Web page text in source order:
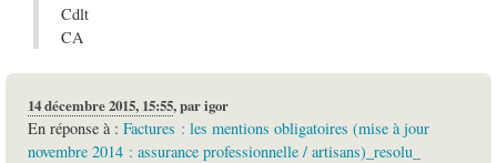
Cdlt
CA
14 décembre 2015, 15:55,parigor
En réponse à : Factures : les mentions obligatoires (mise à jour
novembre 2014 : assurance professionnelle / artisans)_resolu_